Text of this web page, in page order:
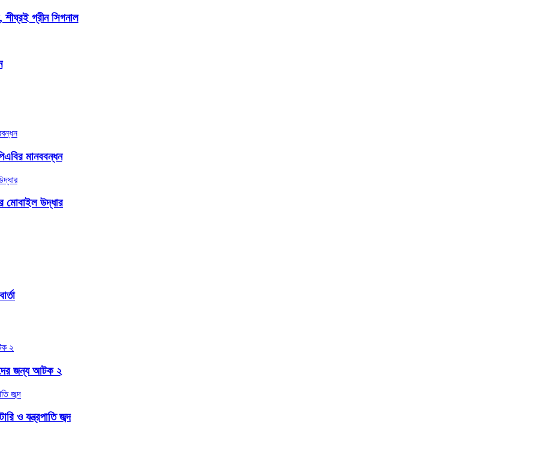
শীঘ্রই গ্রীন সিগনাল
মানববন্ধন
মোবাইল উদ্ধার
জন্য আটক ২
ও যন্ত্রপাতি জব্দ